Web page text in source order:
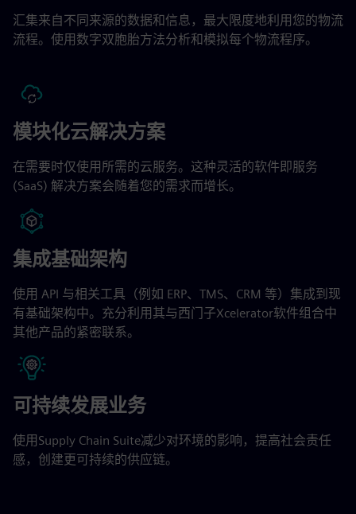
汇集来自不同来源的数据和信息，最大限度地利用您的物流
流程。使用数字双胞胎方法分析和模拟每个物流程序。
模块化云解决方案
在需要时仅使用所需的云服务。这种灵活的软件即服务
(SaaS) 解决方案会随着您的需求而增长。
集成基础架构
使用 API 与相关工具（例如 ERP、TMS、CRM 等）集成到现
有基础架构中。充分利用其与西门子Xcelerator软件组合中
其他产品的紧密联系。
可持续发展业务
使用Supply Chain Suite减少对环境的影响，提高社会责任
感，创建更可持续的供应链。